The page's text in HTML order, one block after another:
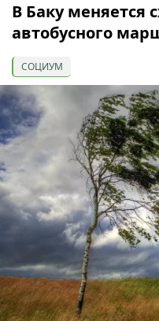
В Баку меняется
автобусного
СОЦИУМ